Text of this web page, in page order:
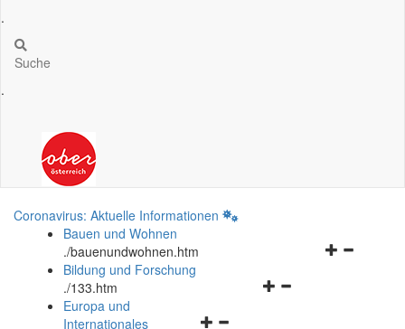
.
Suche
.
Coronavirus: Aktuelle Informationen
Bauen und Wohnen
./bauenundwohnen.htm
Navigationsmenü
Bildung und Forschung
./133.htm
Navigationsmenü
Europa und
Internationales